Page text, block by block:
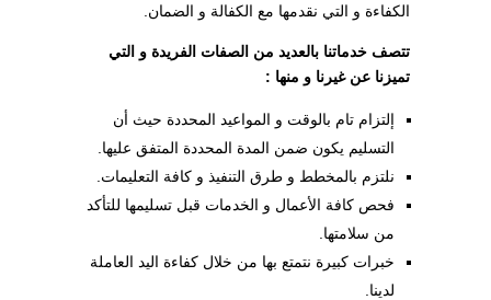
الكفاءة و التي نقدمها مع الكفالة و الضمان.
تتصف خدماتنا بالعديد من الصفات الفريدة و التي
تميزنا عن غيرنا و منها :
إلتزام تام بالوقت و المواعيد المحددة حيث أن
التسليم يكون ضمن المدة المحددة المتفق عليها.
نلتزم بالمخطط و طرق التنفيذ و كافة التعليمات.
فحص كافة الأعمال و الخدمات قبل تسليمها للتأكد
من سلامتها.
خبرات كبيرة نتمتع بها من خلال كفاءة اليد العاملة
لدينا.